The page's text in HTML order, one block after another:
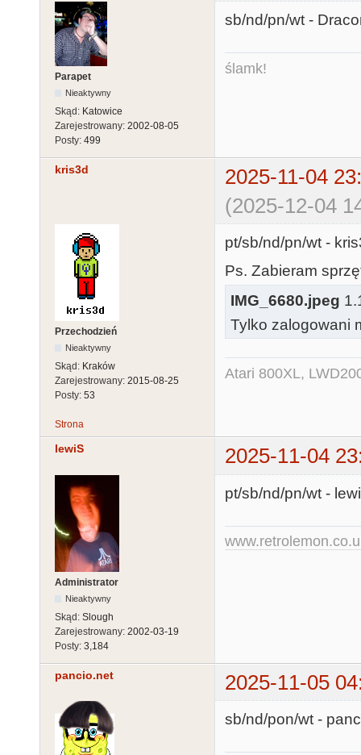
Parapet
Nieaktywny
Skąd: Katowice
Zarejestrowany: 2002-08-05
Posty: 499
sb/nd/pn/wt -
ślamk!
kris3d
2025-11-04
(2025-12-04
Przechodzień
Nieaktywny
Skąd: Kraków
Zarejestrowany: 2015-08-25
Posty: 53
pt/sb/nd/pn/wt -
Ps. Zabieram
IMG_6680.jpeg
Tylko zalogowani
Atari 800XL,
Strona
lewiS 2025-11-04
Administrator
Nieaktywny
Skąd: Slough
Zarejestrowany: 2002-03-19
Posty: 3,184
pt/sb/nd/pn/wt -
pancio.net 2025-11-05
sb/nd/pon/wt -